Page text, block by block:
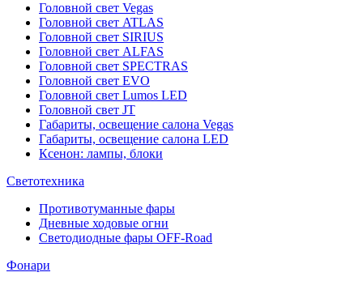
Головной свет Vegas
Головной свет ATLAS
Головной свет SIRIUS
Головной свет ALFAS
Головной свет SPECTRAS
Головной свет EVO
Головной свет Lumos LED
Головной свет JT
Габариты, освещение салона Vegas
Габариты, освещение салона LED
Ксенон: лампы, блоки
Светотехника
Противотуманные фары
Дневные ходовые огни
Светодиодные фары OFF-Road
Фонари